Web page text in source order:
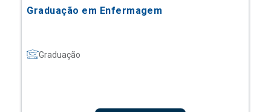
Graduação em Enfermagem
Graduação